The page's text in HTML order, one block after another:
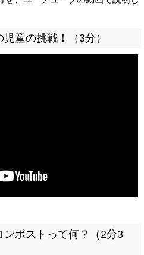
童の挑戦！（3分）
ンポストって何？（2分3